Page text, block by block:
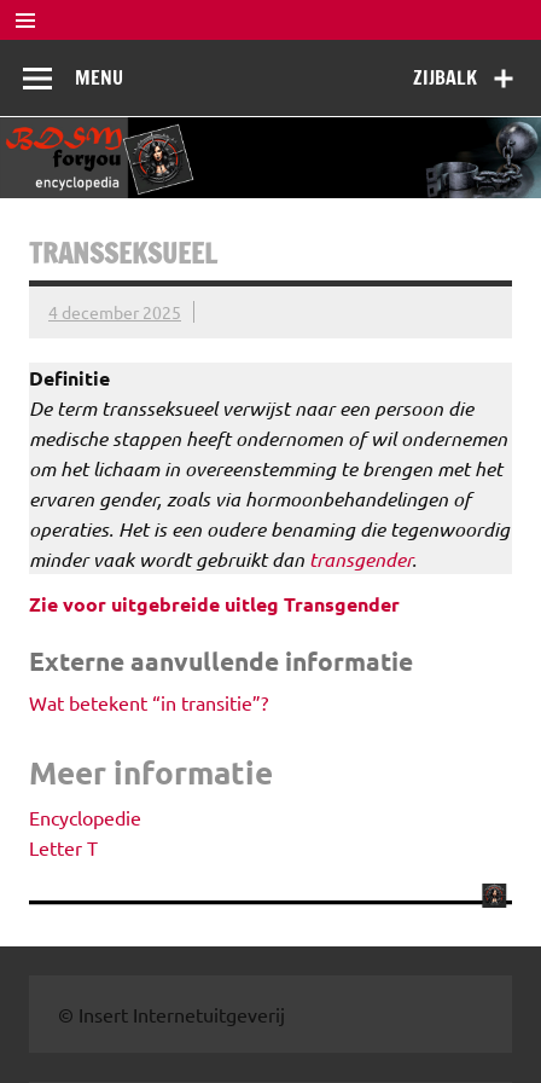
Doorgaan
naar
inhoud
BDSM
Encyclopedia
ZIJBALK
MENU
TRANSSEKSUEEL
4 december 2025
Definitie
De term transseksueel verwijst naar een persoon die
medische stappen heeft ondernomen of wil ondernemen
om het lichaam in overeenstemming te brengen met het
ervaren gender, zoals via hormoonbehandelingen of
operaties. Het is een oudere benaming die tegenwoordig
minder vaak wordt gebruikt dan transgender.
Zie voor uitgebreide uitleg Transgender
Externe aanvullende informatie
Wat betekent “in transitie”?
Meer informatie
Encyclopedie
Letter T
© Insert Internetuitgeverij